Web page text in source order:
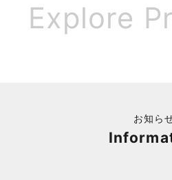
Explore
お知ら